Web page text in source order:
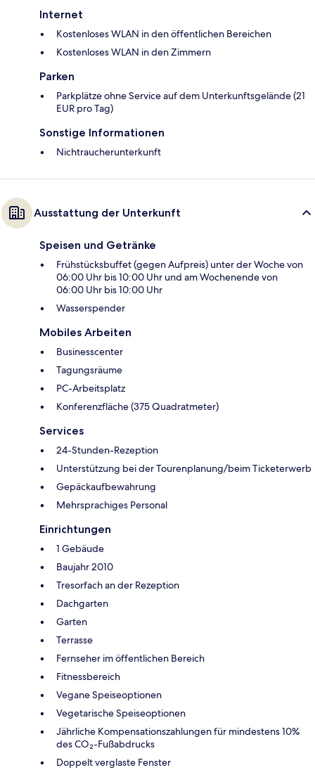
Internet
Kostenloses WLAN in den öffentlichen Bereichen
Kostenloses WLAN in den Zimmern
Parken
Parkplätze ohne Service auf dem Unterkunftsgelände (21
EUR pro Tag)
Sonstige Informationen
Nichtraucherunterkunft
Ausstattung der Unterkunft
Speisen und Getränke
Frühstücksbuffet (gegen Aufpreis) unter der Woche von
06:00 Uhr bis 10:00 Uhr und am Wochenende von
06:00 Uhr bis 10:00 Uhr
Wasserspender
Mobiles Arbeiten
Businesscenter
Tagungsräume
PC-Arbeitsplatz
Konferenzfläche (375 Quadratmeter)
Services
24-Stunden-Rezeption
Unterstützung bei der Tourenplanung/beim Ticketerwerb
Gepäckaufbewahrung
Mehrsprachiges Personal
Einrichtungen
1 Gebäude
Baujahr 2010
Tresorfach an der Rezeption
Dachgarten
Garten
Terrasse
Fernseher im öffentlichen Bereich
Fitnessbereich
Vegane Speiseoptionen
Vegetarische Speiseoptionen
Jährliche Kompensationszahlungen für mindestens 10%
des CO₂-Fußabdrucks
Doppelt verglaste Fenster